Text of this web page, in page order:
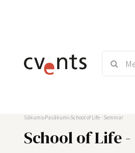
Sākums Pasākumi School of Life - Seminar
School of Life